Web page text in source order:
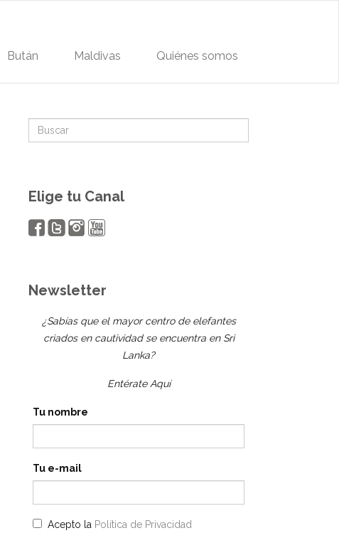
Bután Maldivas Quiénes somos
Elige tu Canal
Newsletter
¿Sabías que el mayor centro de elefantes
criados en cautividad se encuentra en Sri
Lanka?
Entérate Aquí
Tu nombre
Tu e-mail
Acepto la Política de Privacidad